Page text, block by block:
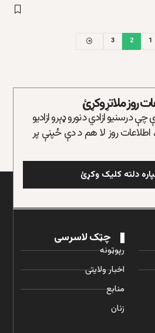
1
2
3
روز ملاتړ وکړئ
د رسنیو ازادي د نورو ډېرو ازادیو
روز لا هم د دې ځپنې پر
دلته کلیک وکړئ
چټک لاسرسی
رپوټونه
اخبار ولایتی
منابع
زنان